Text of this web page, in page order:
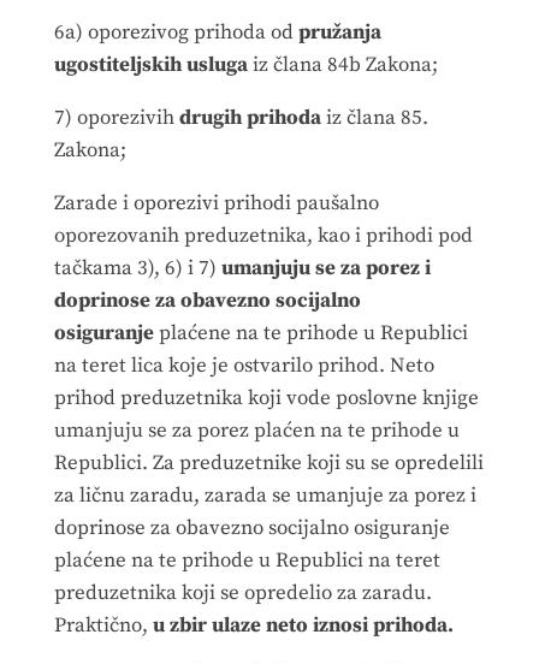
6a) oporezivog prihoda odpružanja
ugostiteljskih uslugaiz člana 84b Zakona;
7) oporezivihdrugih prihodaiz člana 85.
Zakona;
Zarade i oporezivi prihodi paušalno
oporezovanih preduzetnika, kao i prihodi pod
tačkama 3), 6) i 7) umanjuju se za porez i
doprinose za obavezno socijalno
osiguranjeplaćene na te prihode u Republici
na teret lica koje je ostvarilo prihod. Neto
prihod preduzetnika koji vode poslovne knjige
umanjuju se za porez plaćen na te prihode u
Republici. Za preduzetnike koji su se opredelili
za ličnu zaradu, zarada se umanjuje za porez i
doprinose za obavezno socijalno osiguranje
plaćene na te prihode u Republici na teret
preduzetnika koji se opredelio za zaradu.
Praktično, u zbir ulaze neto iznosi prihoda.